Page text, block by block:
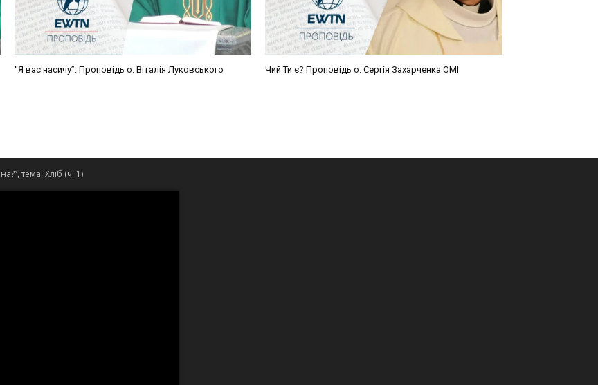
“Я вас насичу”. Проповідь о. Віталія Луковського Чий Ти є? Проповідь о. Сергія Захарченка ОМІ